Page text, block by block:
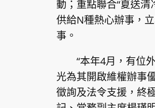
動；重點聯合“夏送清
供給N種熱心辦事，立
事。
“本年4月，有位
光為其開啟維權辦事
徵詢及法令支援，終